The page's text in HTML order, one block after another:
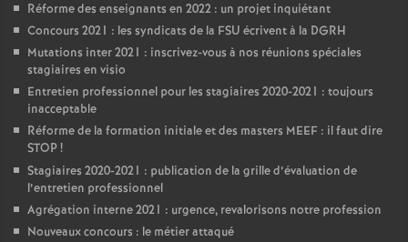
Réforme des enseignants en 2022 : un projet inquiétant
Concours 2021 : les syndicats de la FSU écrivent à la DGRH
Mutations inter 2021 : inscrivez-vous à nos réunions spéciales
stagiaires en visio
Entretien professionnel pour les stagiaires 2020-2021 : toujours
inacceptable
Réforme de la formation initiale et des masters MEEF : il faut dire
STOP!
Stagiaires 2020-2021 : publication de la grille d’évaluation de
l’entretien professionnel
Agrégation interne 2021 : urgence, revalorisons notre profession
Nouveaux concours : le métier attaqué